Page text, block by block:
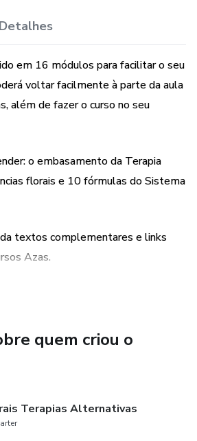
Detalhes
em 16 módulos para facilitar o seu
voltar facilmente à parte da aula
além de fazer o curso no seu
o embasamento da Terapia
florais e 10 fórmulas do Sistema
textos complementares e links
Azas.
casa o livro " Sistema Azas Florais
lúdica que ajuda a
no nosso inconsciente, facilitando
na plataforma por 2 anos, e
comunicação direto com as
quem criou o
Terapias Alternativas